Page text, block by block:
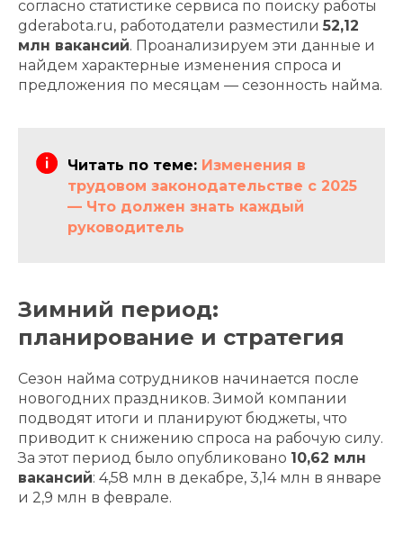
согласно статистике сервиса по поиску работы
gderabota.ru, работодатели разместили 52,12
млн вакансий. Проанализируем эти данные и
найдем характерные изменения спроса и
предложения по месяцам — сезонность найма.
Читать по теме: Изменения в
трудовом законодательстве с 2025
— Что должен знать каждый
руководитель
Зимний период:
планирование и стратегия
Сезон найма сотрудников начинается после
новогодних праздников. Зимой компании
подводят итоги и планируют бюджеты, что
приводит к снижению спроса на рабочую силу.
За этот период было опубликовано 10,62 млн
вакансий: 4,58 млн в декабре, 3,14 млн в январе
и 2,9 млн в феврале.